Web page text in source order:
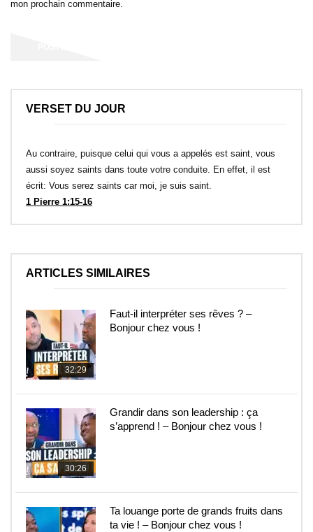
mon prochain commentaire.
VERSET DU JOUR
Au contraire, puisque celui qui vous a appelés est saint, vous
aussi soyez saints dans toute votre conduite. En effet, il est
écrit: Vous serez saints car moi, je suis saint.
1 Pierre 1:15-16
ARTICLES SIMILAIRES
32:29
Faut-il interpréter ses rêves ? –
Bonjour chez vous !
30:26
Grandir dans son leadership : ça
s’apprend ! – Bonjour chez vous !
Ta louange porte de grands fruits dans
ta vie ! – Bonjour chez vous !